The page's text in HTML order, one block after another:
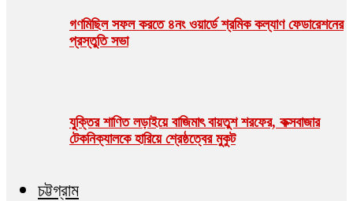
গণমিছিল সফল করতে ৪নং ওয়ার্ডে শ্রমিক কল্যাণ ফেডারেশনের
প্রস্তুতি সভা
যুক্তির শাণিত লড়াইয়ে বাজিমাৎ বায়তুশ শরফের, কক্সবাজার
টেকনিক্যালকে হারিয়ে শ্রেষ্ঠত্বের মুকুট
চট্টগ্রাম